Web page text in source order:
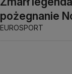
pożegnanie
EUROSPORT